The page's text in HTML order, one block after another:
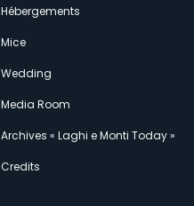
Hébergements
Mice
Wedding
Media Room
Archives « Laghi e Monti Today »
Credits